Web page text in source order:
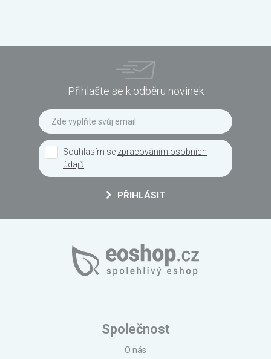
Přihlašte se k odběru novinek
Souhlasím se zpracováním osobních
údajů
PŘIHLÁSIT
Společnost
O nás